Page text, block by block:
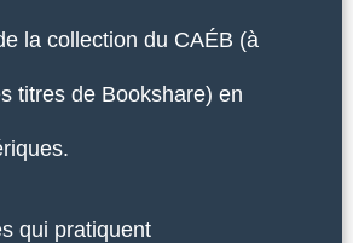
la collection du CAÉB (à
titres de Bookshare) en
qui pratiquent